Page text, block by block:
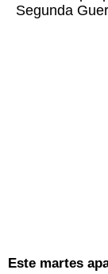
Segunda
Este martes